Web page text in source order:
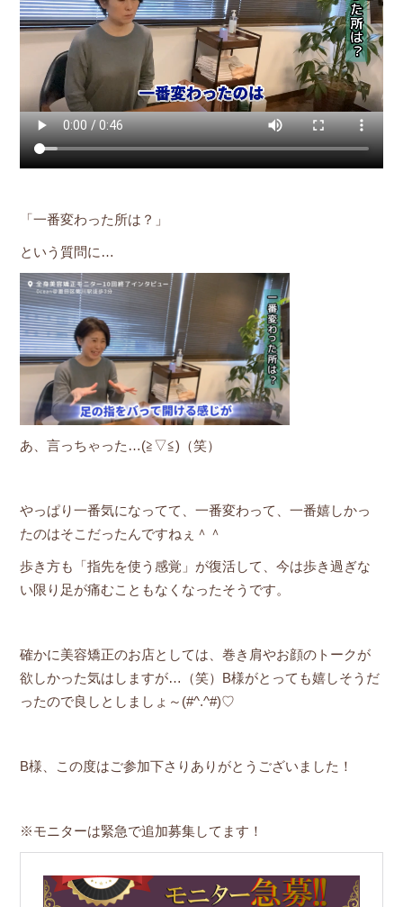
「一番変わった所は？」
という質問に…
あ、言っちゃった…(≧▽≦)（笑）
やっぱり一番気になってて、一番変わって、一番嬉しかっ
たのはそこだったんですねぇ＾＾
歩き方も「指先を使う感覚」が復活して、今は歩き過ぎな
い限り足が痛むこともなくなったそうです。
確かに美容矯正のお店としては、巻き肩やお顔のトークが
欲しかった気はしますが…（笑）B様がとっても嬉しそうだ
ったので良しとしましょ～(#^.^#)♡
B様、この度はご参加下さりありがとうございました！
※モニターは緊急で追加募集してます！